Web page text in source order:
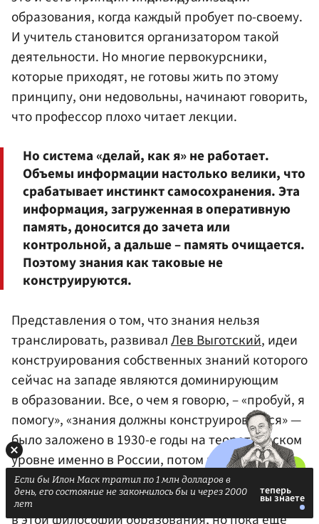
образования, когда каждый пробует по-своему.
И учитель становится организатором такой
деятельности. Но многие первокурсники,
которые приходят, не готовы жить по этому
принципу, они недовольны, начинают говорить,
что профессор плохо читает лекции.
Но система «делай, как я» не работает.
Объемы информации настолько велики, что
срабатывает инстинкт самосохранения. Эта
информация, загруженная в оперативную
память, доносится до зачета или
контрольной, а дальше – память очищается.
Поэтому знания как таковые не
конструируются.
Представления о том, что знания нельзя
транслировать, развивалЛев Выготский, идеи
конструирования собственных знаний которого
сейчас на западе являются доминирующим
в образовании. Все, о чем я говорю, – «пробуй, я
помогу», «знания должны конструироваться» —
было заложено в 1930-е годы на теоретическом
уровне именно в России, потом расцвело
на западе в 1970–1980-е годы, а мы сейчас
догоняем, по сути. И новые ФГОС сделаны
в этой философии образования, но пока еще
Если бы Илон Маск тратил по 1 млн долларов в
день, его состояние не закончилось бы и через 2000
лет